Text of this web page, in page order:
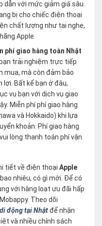
dẫn với mức giảm giá sâu.
bị cho chiếc điện thoại
chất lượng như tai nghe,
Apple.
phí giao hàng toàn Nhật
trải nghiệm trực tiếp
mua, mà còn đảm bảo
lợi. Bất kể bạn ở đâu,
vụ bạn với dịch vụ giao
Miễn phí phí giao hàng
và Hokkaido) khi lựa
khoản. Phí giao hàng
lòng thanh toán phí vận
tiết về điện thoại Apple
nhiêu, có gì mới. Để có
với hàng loạt ưu đãi hấp
Theo dõi
động tại Nhậtđể nhận
và nhiều chính sách